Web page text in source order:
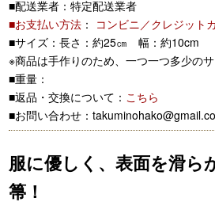
■配送業者：特定配送業者
■お支払い方法 ： コンビニ／クレジット
■サイズ：長さ：約25㎝ 幅：約10cm
※商品は手作りのため、一つ一つ多少の
■重量：
■返品・交換について： こちら
■お問い合わせ：
服に優しく、表面を滑ら
箒！